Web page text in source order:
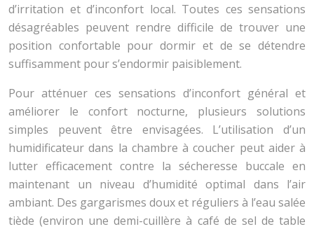
d’irritation et d’inconfort local. Toutes ces sensations
désagréables peuvent rendre difficile de trouver une
position confortable pour dormir et de se détendre
suffisamment pour s’endormir paisiblement.
Pour atténuer ces sensations d’inconfort général et
améliorer le confort nocturne, plusieurs solutions
simples peuvent être envisagées. L’utilisation d’un
humidificateur dans la chambre à coucher peut aider à
lutter efficacement contre la sécheresse buccale en
maintenant un niveau d’humidité optimal dans l’air
ambiant. Des gargarismes doux et réguliers à l’eau salée
tiède (environ une demi-cuillère à café de sel de table